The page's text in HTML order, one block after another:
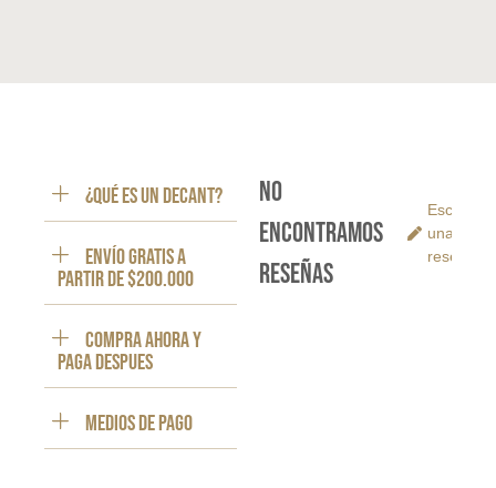
¿Qué es un decant?
ENVÍO GRATIS a
partir de $200.000
Compra ahora y
paga despues
Medios de pago
No
encontramos
reseñas
Escribe
una
reseña